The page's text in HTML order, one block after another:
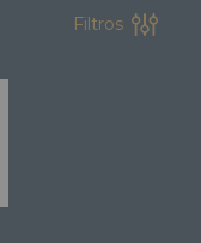
Filtros